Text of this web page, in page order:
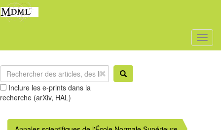
Inclure les e-prints dans la
recherche (arXiv, HAL)